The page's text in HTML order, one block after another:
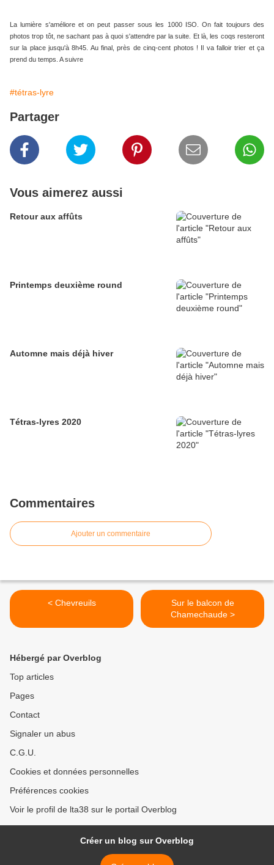
La lumière s'améliore et on peut passer sous les 1000 ISO. On fait toujours des
photos trop tôt, ne sachant pas à quoi s'attendre par la suite. Et là, les coqs resteront
sur la place jusqu'à 8h45. Au final, près de cinq-cent photos ! Il va falloir trier et ça
prend du temps. A suivre
#tétras-lyre
Partager
Vous aimerez aussi
Retour aux affûts
Printemps deuxième round
Automne mais déjà hiver
Tétras-lyres 2020
Commentaires
Ajouter un commentaire
< Chevreuils
Sur le balcon de
Chamechaude >
Hébergé par Overblog
Top articles
Pages
Contact
Signaler un abus
C.G.U.
Cookies et données personnelles
Préférences cookies
Voir le profil de lta38 sur le portail Overblog
Créer un blog sur Overblog